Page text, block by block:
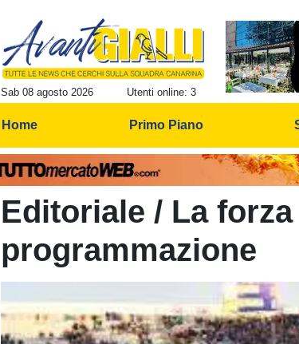
Sab 08 agosto 2026 Utenti online: 3
Home Primo Piano
Editoriale / La
programmazione